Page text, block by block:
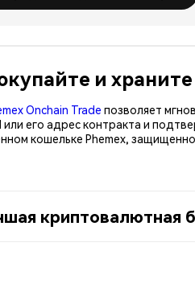
и
Onchain Trade позволяет
или его адрес контракта и
кошельке Phemex,
криптовалютная